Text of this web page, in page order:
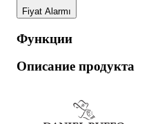
Fiyat Alarmı
Функции
Описание продукта